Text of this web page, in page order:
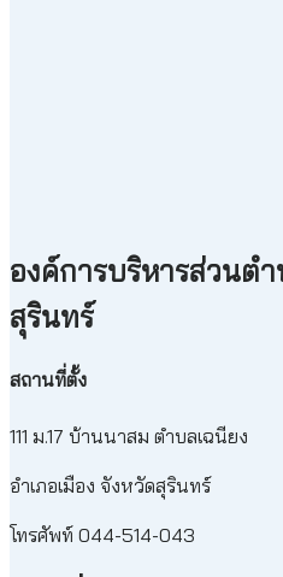
องค์การบริหารส่วนต
สุรินทร์
สถานที่ตั้ง
111 ม.17 บ้านนาสม ตำบลเฉนียง
อำเภอเมือง จังหวัดสุรินทร์
โทรศัพท์ 044-514-043